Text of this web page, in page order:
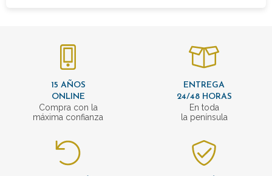
15 AÑOS
ONLINE
Compra con la
máxima confianza
ENTREGA
24/48 HORAS
En toda
la península